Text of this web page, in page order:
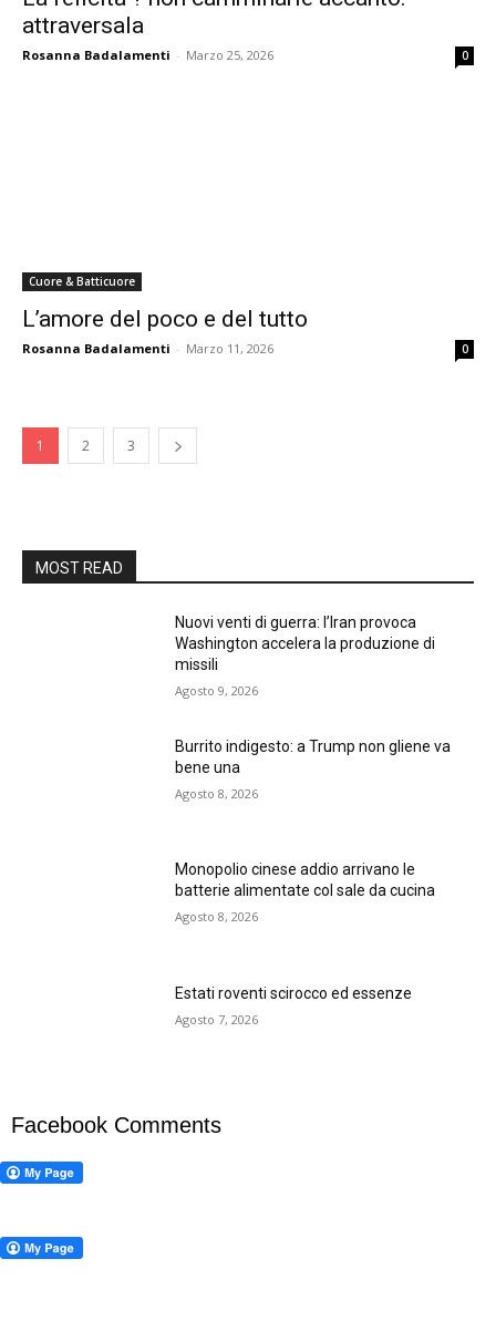
attraversala
Rosanna Badalamenti - Marzo 25, 2026 0
Cuore & Batticuore
L’amore del poco e del tutto
Rosanna Badalamenti - Marzo 11, 2026 0
1 2 3
MOST READ
Nuovi venti di guerra: l’Iran provoca
Washington accelera la produzione di
missili
Agosto 9, 2026
Burrito indigesto: a Trump non gliene va
bene una
Agosto 8, 2026
Monopolio cinese addio arrivano le
batterie alimentate col sale da cucina
Agosto 8, 2026
Estati roventi scirocco ed essenze
Agosto 7, 2026
Facebook Comments